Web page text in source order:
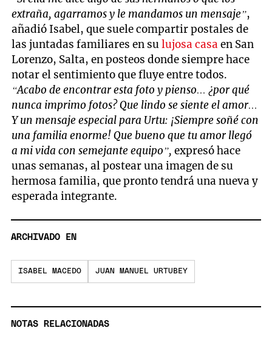
extraña, agarramos y le mandamos un mensaje”,
añadió Isabel, que suele compartir postales de
las juntadas familiares en sulujosa casa en San
Lorenzo, Salta, en posteos donde siempre hace
notar el sentimiento que fluye entre todos.
“Acabo de encontrar esta foto y pienso… ¿por qué
nunca imprimo fotos? Que lindo se siente el amor…
Y un mensaje especial para Urtu: ¡Siempre soñé con
una familia enorme! Que bueno que tu amor llegó
a mi vida con semejante equipo”, expresó hace
unas semanas, al postear una imagen de su
hermosa familia, que pronto tendrá una nueva y
esperada integrante.
ARCHIVADO EN
ISABEL MACEDO JUAN MANUEL URTUBEY
NOTAS RELACIONADAS